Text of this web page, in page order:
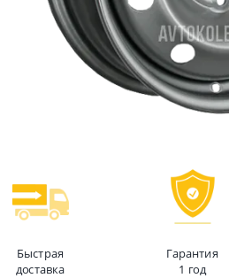
Быстрая
доставка
Гарантия
1 год